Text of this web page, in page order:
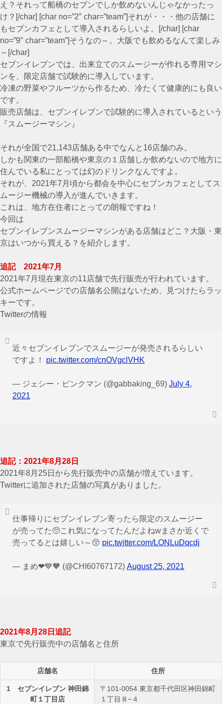
え？それって船橋のセブンでしか飲めないんじゃなかったっ
け？[/char] [char no=”2″ char=”team”]それが・・・他の店舗に
もセブンカフェとして導入されるらしいよ。[/char] [char
no=”9″ char=”team”]そうなの～。大阪でも飲めるなんて楽しみ
～[/char]
セブンイレブンでは、出来立てのスムージーが作れる専用マシ
ンを、限定店舗で試験的に導入しています。
冷凍の野菜やフルーツから作るため、冷たくて健康的にも良い
です。
販売店舗は、セブンイレブンで試験的に導入されているという
『スムージーマシン』
それが全国で21,143店舗ある中でなんと16店舗のみ。
しかも関東の一部船橋や東京の１店舗しか飲めないので地方に
住んでいる私にとっては幻のドリンクなんですよ。
それが、2021年7月頃から都会を中心にセブンカフェとしてス
ムージー機械の導入が進んでいきます。
これは、地方在住者にとっての朗報ですね！
今回は
セブンイレブンスムージーマシンがある店舗はどこ？大阪・東
京はいつから買える？を紹介します。
追記 2021年7月
2021年7月現在東京の11店舗で先行販売が行われています。
公式ホームページでの店舗名公開はないため、見つけたらラッ
キーです。
Twitterの情報
近々セブンイレブンでスムージーが発売されるらしい
ですよ！ pic.twitter.com/cnOVgclVHK
— ジェシー・ピンクマン (@gabbaking_69) July 4,
2021
追記：2021年8月28日
2021年8月25日から先行販売中の店舗が増えています。
Twitterに追加された店舗の写真がありました。
仕事帰りにセブンイレブン寄ったら限定のスムージー
が売ってた🥺これ気になってたんだよねwまさか近くで
売ってるとは嬉しい～😚 pic.twitter.com/LONLuDqcdj
— まめ❤💙🧡 (@CHI60767172) August 25, 2021
2021年8月28日追記
東京で先行販売中の店舗名と住所
店舗名 住所
1 セブンイレブン 神田錦
町１丁目店
〒101-0054 東京都千代田区神田錦町
１丁目８−４